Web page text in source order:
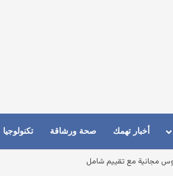
أخبار تهمك صحة ورشاقة تكنولوجيا